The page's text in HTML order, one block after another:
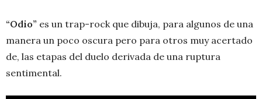
“Odio” es un trap-rock que dibuja, para algunos de una
manera un poco oscura pero para otros muy acertado
de, las etapas del duelo derivada de una ruptura
sentimental.